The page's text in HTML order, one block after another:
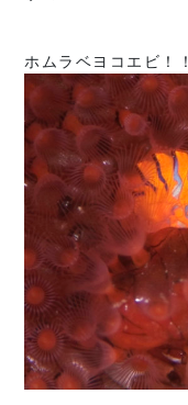
ホムラベヨコエビ！！